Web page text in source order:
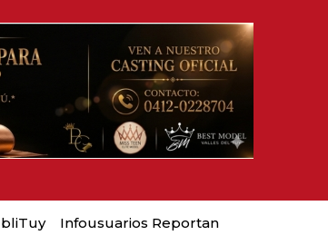
Infousuarios Reportan